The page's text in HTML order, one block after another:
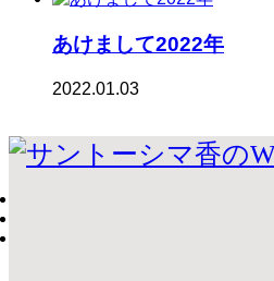
あけまして2022年
2022.01.03